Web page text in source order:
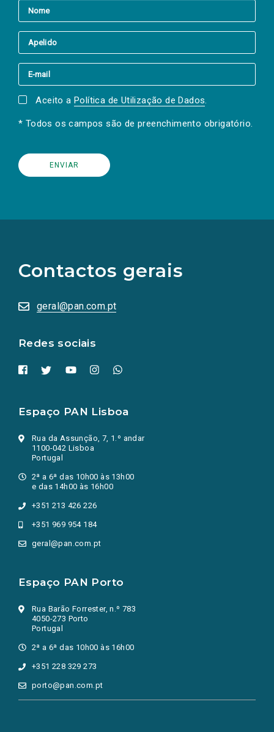
Aceito a Política de Utilização de Dados.
* Todos os campos são de preenchimento obrigatório.
Contactos gerais
geral@pan.com.pt
Redes sociais
redes
sociais
numa
nova
Espaço PAN Lisboa
Rua da Assunção, 7, 1.º andar
1100-042 Lisboa
Portugal
2ª a 6ª das 10h00 às 13h00
e das 14h00 às 16h00
+351 213 426 226
+351 969 954 184
geral@pan.com.pt
Espaço PAN Porto
Rua Barão Forrester, n.º 783
4050-273 Porto
Portugal
2ª a 6ª das 10h00 às 16h00
+351 228 329 273
porto@pan.com.pt